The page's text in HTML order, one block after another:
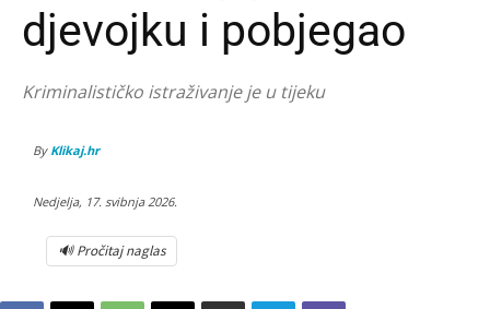
djevojku i pobjegao
Kriminalističko istraživanje je u tijeku
By Klikaj.hr
Nedjelja, 17. svibnja 2026.
🔊 Pročitaj naglas